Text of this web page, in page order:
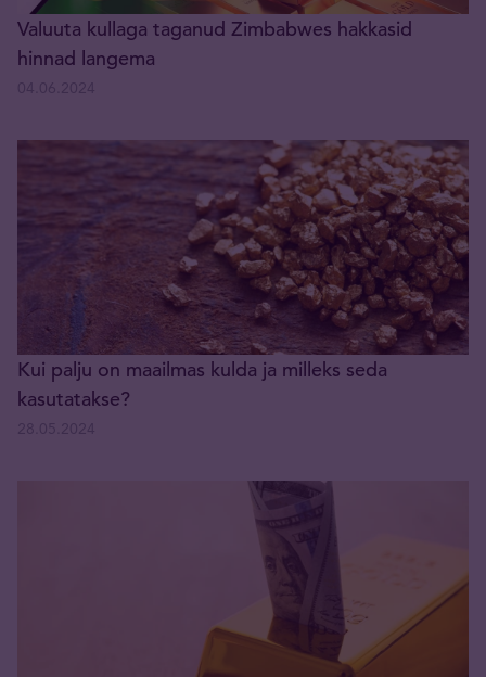
Valuuta kullaga taganud Zimbabwes hakkasid
hinnad langema
Kui palju on maailmas kulda ja milleks seda
kasutatakse?